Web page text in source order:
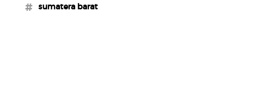
#sumatera barat